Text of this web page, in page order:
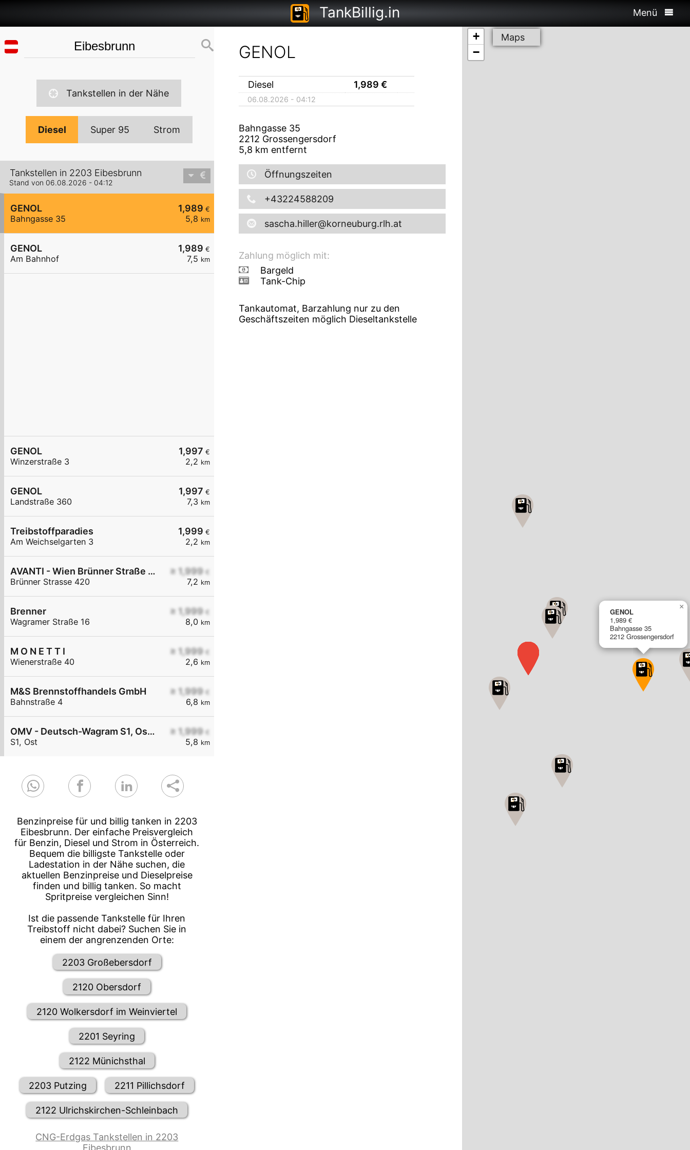
TankBillig.in Menü
Tankstellen in der Nähe
Diesel Super 95 Strom
Tankstellen in 2203 Eibesbrunn
Stand von 06.08.2026 - 04:12
1,989 €
5,8 km
GENOL
Bahngasse 35
1,989 €
7,5 km
GENOL
Am Bahnhof
1,997 €
2,2 km
GENOL
Winzerstraße 3
1,997 €
7,3 km
GENOL
Landstraße 360
1,999 €
2,2 km
Treibstoffparadies
Am Weichselgarten 3
≥ 1,999 €
7,2 km
AVANTI - Wien Brünner Straße 420
Brünner Strasse 420
≥ 1,999 €
8,0 km
Brenner
Wagramer Straße 16
≥ 1,999 €
2,6 km
M O N E T T I
Wienerstraße 40
≥ 1,999 €
6,8 km
M&S Brennstoffhandels GmbH
Bahnstraße 4
≥ 1,999 €
5,8 km
OMV - Deutsch-Wagram S1, Ost KM 38,5
S1, Ost
Benzinpreise für und billig tanken in 2203
Eibesbrunn. Der einfache Preisvergleich
für Benzin, Diesel und Strom in Österreich.
Bequem die billigste Tankstelle oder
Ladestation in der Nähe suchen, die
aktuellen Benzinpreise und Dieselpreise
finden und billig tanken. So macht
Spritpreise vergleichen Sinn!
Ist die passende Tankstelle für Ihren
Treibstoff nicht dabei? Suchen Sie in
einem der angrenzenden Orte:
2203 Großebersdorf
2120 Obersdorf
2120 Wolkersdorf im Weinviertel
2201 Seyring
2122 Münichsthal
2203 Putzing 2211 Pillichsdorf
2122 Ulrichskirchen-Schleinbach
CNG-Erdgas Tankstellen in 2203
Eibesbrunn
GENOL
Diesel 1,989 €
06.08.2026 - 04:12
Bahngasse 35
2212 Grossengersdorf
5,8 km entfernt
Öffnungszeiten
+43224588209
sascha.hiller@korneuburg.rlh.at
Zahlung möglich mit:
Bargeld
Tank-Chip
Tankautomat, Barzahlung nur zu den
Geschäftszeiten möglich Dieseltankstelle
GENOL
1,989 €
Bahngasse 35
2212 Grossengersdorf
×
+
−
Maps